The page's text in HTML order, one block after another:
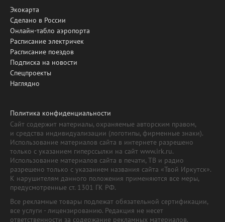
Экокарта
Сделано в России
Онлайн-табло аэропорта
Расписание электричек
Расписание поездов
Подписка на новости
Спецпроекты
Наглядно
Политика конфиденциальности
Сайт содержит материалы, охраняемые авторским правом,
и средства индивидуализации (логотипы, фирменные знаки).
Использование материалов сайта в интернете разрешено
только с указанием гиперссылки на сайт www.irk.ru.
Использование материалов сайта в печати, ТВ и радио
разрешено только с указанием названия сайта «Твой Иркутск».
К нарушителям данного положения применяются все меры,
предусмотренные ст. 1301 ГК РФ.
Все рекламные товары подлежат обязательной сертификации,
все услуги - лицензированию. Редакция не несет
ответственности за содержание рекламных материалов.